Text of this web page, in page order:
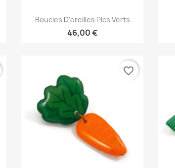
Aperçu rapide
Boucles D'oreilles Pics Verts
46,00 €
favorite_border